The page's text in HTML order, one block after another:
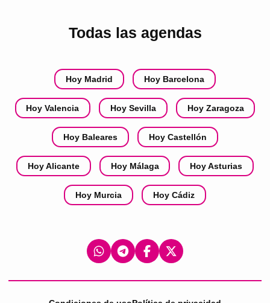
Todas las agendas
Hoy Madrid Hoy Barcelona
Hoy Valencia Hoy Sevilla Hoy Zaragoza
Hoy Baleares Hoy Castellón
Hoy Alicante Hoy Málaga Hoy Asturias
Hoy Murcia Hoy Cádiz